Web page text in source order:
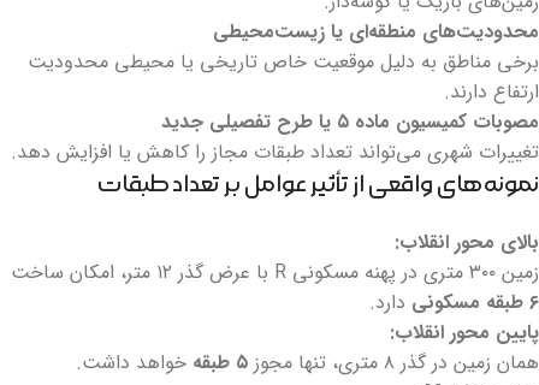
محدودیت‌های منطقه‌ای یا زیست‌محیطی
برخی مناطق به دلیل موقعیت خاص تاریخی یا محیطی محدودیت
ارتفاع دارند.
مصوبات کمیسیون ماده ۵ یا طرح تفصیلی جدید
تغییرات شهری می‌تواند تعداد طبقات مجاز را کاهش یا افزایش دهد.
نمونه‌های واقعی از تأثیر عوامل بر تعداد طبقات
بالای محور انقلاب:
زمین ۳۰۰ متری در پهنه مسکونی R با عرض گذر ۱۲ متر، امکان ساخت
۶ طبقه مسکونی
دارد.
پایین محور انقلاب:
همان زمین در گذر ۸ متری، تنها مجوز
۵ طبقه
خواهد داشت.